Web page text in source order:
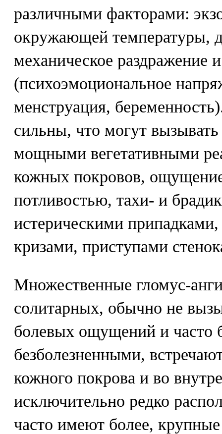
различными факторами:
окружающей температуры,
механическое раздражение
(психоэмоциональное
менструация,
сильны, что могут
мощными вегетативными
кожных покровов,
потливостью, тахи- и
истерическими
кризами, приступами
Множественные гломус-
солитарных, обычно не
болевых ощущений и часто
безболезненными,
кожного покрова и во
исключительно редко
часто имеют более,